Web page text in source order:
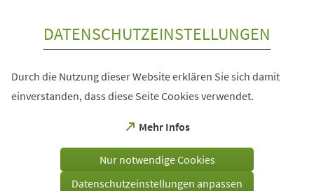
DATENSCHUTZEINSTELLUNGEN
Durch die Nutzung dieser Website erklären Sie sich damit
einverstanden, dass diese Seite Cookies verwendet.
Mehr Infos
(Öffnet
einem
Tab)
Nur notwendige Cookies
Datenschutzeinstellungen anpassen